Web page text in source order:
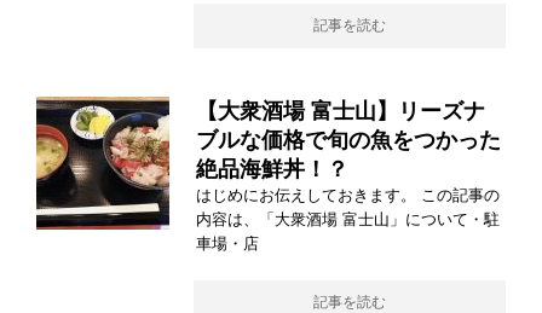
記事を読む
【大衆酒場 富士山】リーズナ
ブルな価格で旬の魚をつかった
絶品海鮮丼！？
はじめにお伝えしておきます。 この記事の
内容は、「大衆酒場 富士山」について・駐
車場・店
記事を読む